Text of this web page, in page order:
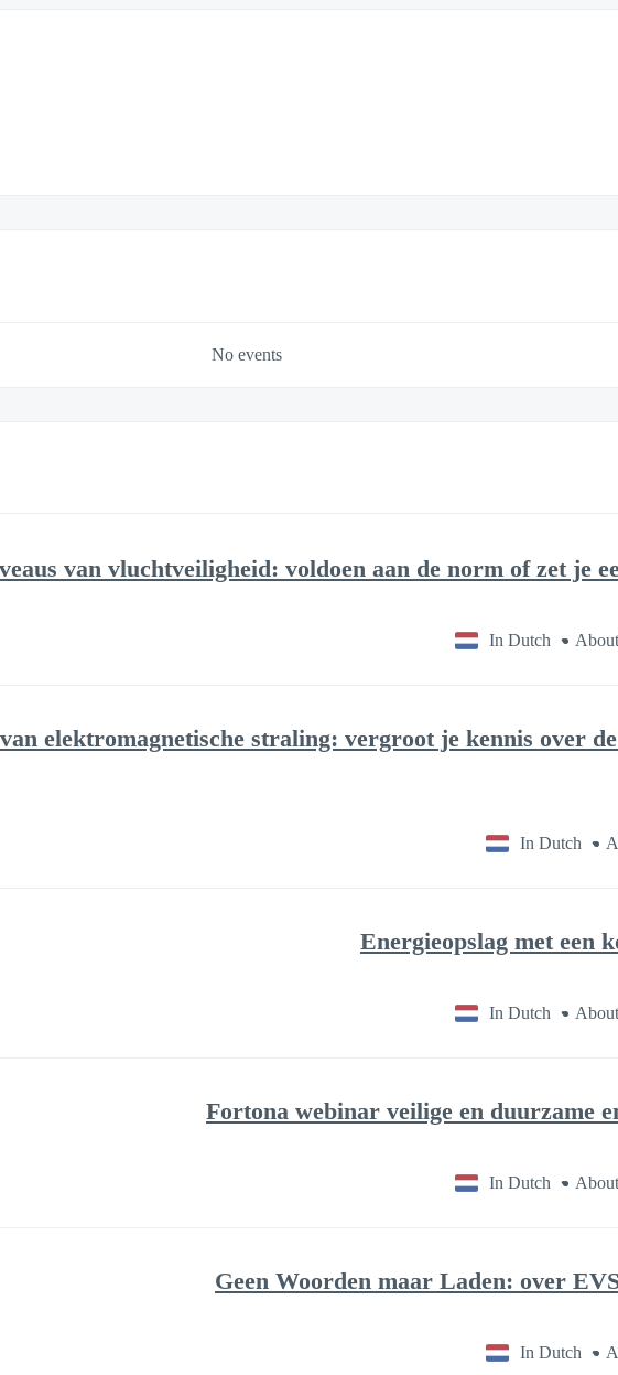
No events
van vluchtveiligheid: voldoen aan de norm of zet je
In Dutch
elektromagnetische straling: vergroot je kennis over
In Dutch
Energieopslag met een
In Dutch
Fortona webinar veilige en duurzame
In Dutch
Geen Woorden maar Laden: over
In Dutch